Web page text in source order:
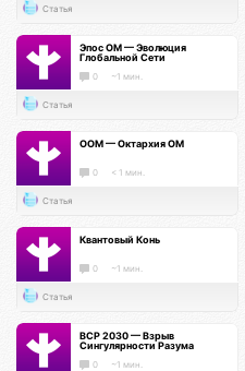
Статья
Эпос ОМ — Эволюция
Глобальной Сети
0 ~1 мин.
Статья
ООМ — Октархия ОМ
0 < 1 мин.
Статья
Квантовый Конь
0 ~1 мин.
Статья
ВСР 2030 — Взрыв
Сингулярности Разума
0 ~1 мин.